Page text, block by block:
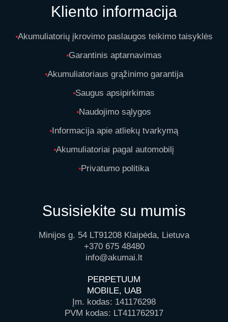
Kliento informacija
Akumuliatorių įkrovimo paslaugos teikimo taisyklės
Garantinis aptarnavimas
Akumuliatoriaus grąžinimo garantija
Saugus apsipirkimas
Naudojimo sąlygos
Informacija apie atliekų tvarkymą
Akumuliatoriai pagal automobilį
Privatumo politika
Susisiekite su mumis
Minijos g. 54 LT91208 Klaipėda, Lietuva
+370 675 48480
info@akumai.lt
PERPETUUM
MOBILE, UAB
Įm. kodas: 141176298
PVM kodas: LT411762917